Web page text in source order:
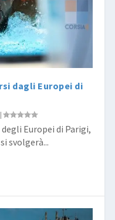
–
controllata:...
dagli Europei di
|
Europei di Parigi,
svolgerà...